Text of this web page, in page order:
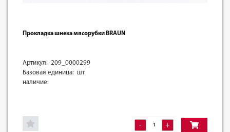
Прокладка шнека мясорубки BRAUN
Артикул: 209_0000299
Базовая единица: шт
наличие:
- +